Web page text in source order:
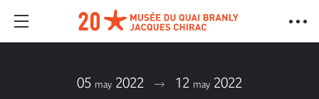
05 may 2022 12 may 2022